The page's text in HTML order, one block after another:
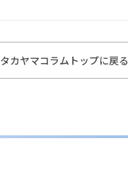
タカヤマコラムトップに戻る